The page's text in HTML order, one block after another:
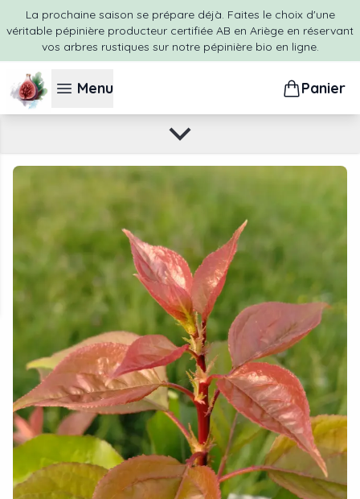
La prochaine saison se prépare déjà. Faites le choix d'une
véritable pépinière producteur certifiée AB en Ariège en réservant
vos arbres rustiques sur notre pépinière bio en ligne.
Menu Panier
FAQ : les questions les plus posées sur l’abricotier
Acheter un abricotier en ligne
Conclusion : quelle est la meilleure variété d’abricotier ?